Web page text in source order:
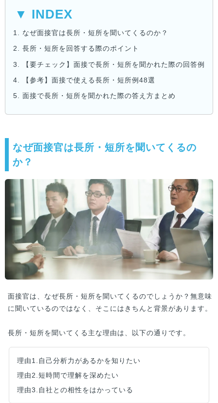
▼ INDEX
1. なぜ面接官は長所・短所を聞いてくるのか？
2. 長所・短所を回答する際のポイント
3. 【要チェック】面接で長所・短所を聞かれた際の回答例
4. 【参考】面接で使える長所・短所例48選
5. 面接で長所・短所を聞かれた際の答え方まとめ
なぜ面接官は長所・短所を聞いてくるの
か？
面接官は、なぜ長所・短所を聞いてくるのでしょうか？無意味
に聞いているのではなく、そこにはきちんと背景があります。
長所・短所を聞いてくる主な理由は、以下の通りです。
理由1.自己分析力があるかを知りたい
理由2.短時間で理解を深めたい
理由3.自社との相性をはかっている